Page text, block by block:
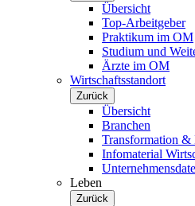
Übersicht
Top-Arbeitgeber
Praktikum im OM
Studium und
Ärzte im OM
Wirtschaftsstandort
Zurück
Übersicht
Branchen
Transformation &
Infomaterial
Leben
Zurück